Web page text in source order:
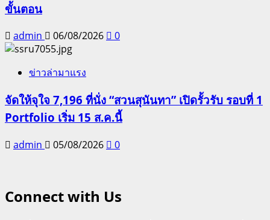
ขั้นตอน
admin 06/08/2026 0
ข่าวล่ามาแรง
จัดให้จุใจ 7,196 ที่นั่ง “สวนสุนันทา” เปิดรั้วรับ รอบที่ 1
Portfolio เริ่ม 15 ส.ค.นี้
admin 05/08/2026 0
Connect with Us